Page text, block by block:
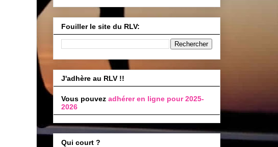
Fouiller le site du RLV:
J'adhère au RLV !!
Vous pouvez adhérer en ligne pour 2025-
2026
Qui court ?